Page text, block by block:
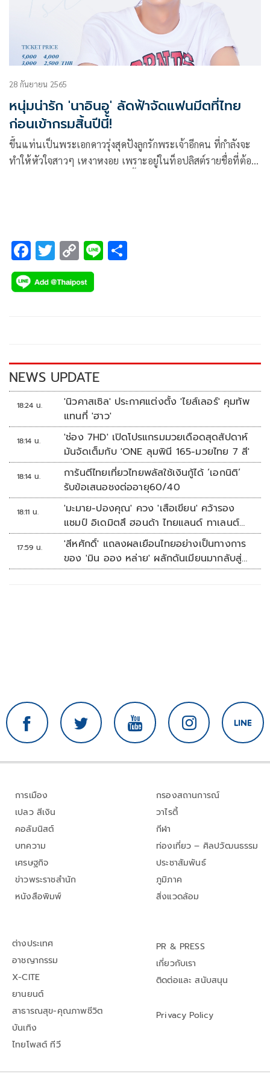
28 กันยายน 2565
หนุ่มน่ารัก 'นาอินอู' ลัดฟ้าจัดแฟนมีตที่ไทย
ก่อนเข้ากรมสิ้นปีนี้!
ขึ้นแท่นเป็นพระเอกดาวรุ่งสุดปังลูกรักพระเจ้าอีกคน ที่กำลังจะ
ทำให้หัวใจสาวๆ เหงาหงอย เพราะอยู่ในท็อปลิสต์รายชื่อที่ต้อง
F
ac
e
k
T
wi
tt
C
o
p
k
Li
NEWS UPDATE
18:24 น.
'นิวคาสเซิล' ประกาศแต่งตั้ง 'ไยส์เลอร์' คุมทัพ
แทนที่ 'ฮาว'
18:14 น.
'ช่อง 7HD' เปิดโปรแกรมมวยเดือดสุดสัปดาห์
มันจัดเต็มกับ 'ONE ลุมพินี 165-มวยไทย 7 สี'
18:14 น.
การันตีไทยเที่ยวไทยพลัสใช้เงินกู้ได้ ‘เอกนิติ’
รับข้อเสนอชงต่ออายุ60/40
18:11 น.
'มะมาย-ปองคุณ' ควง 'เสือเขียน' คว้ารอง
แชมป์ อิเดมิตสึ ฮอนด้า ไทยแลนด์ ทาเลนต์
คัพ สนาม 3
17:59 น.
'สีหศักดิ์' แถลงผลเยือนไทยอย่างเป็นทางการ
ของ 'มิน ออง หล่าย' ผลักดันเมียนมากลับสู่
อาเซียน
การเมือง
เปลว สีเงิน
คอลัมนิสต์
บทความ
เศรษฐกิจ
ข่าวพระราชสำนัก
หนังสือพิมพ์
กรองสถานการณ์
วาไรตี้
กีฬา
ท่องเที่ยว – ศิลปวัฒนธรรม
ประชาสัมพันธ์
ภูมิภาค
สิ่งแวดล้อม
ต่างประเทศ
อาชญากรรม
X-CITE
ยานยนต์
สาธารณสุข-คุณภาพชีวิต
บันเทิง
ไทยโพสต์ ทีวี
PR & PRESS
เกี่ยวกับเรา
ติดต่อและ สนับสนุน
Privacy Policy